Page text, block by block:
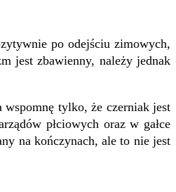
po odejściu zimowych,
jest zbawienny, należy jednak
tylko, że czerniak jest
płciowych oraz w gałce
na kończynach, ale to nie jest